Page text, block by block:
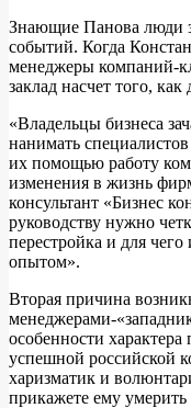
Знающие Панова люди
событий. Когда
менеджеры компаний-
заклад насчет того,
«Владельцы бизнеса
нанимать
их помощью работу
изменения в жизнь
консультант «Бизнес
руководству нужно
перестройка и для
опытом».
Вторая причина
менеджерами-
особенности характера
успешной российской
харизматик и
прикажете ему